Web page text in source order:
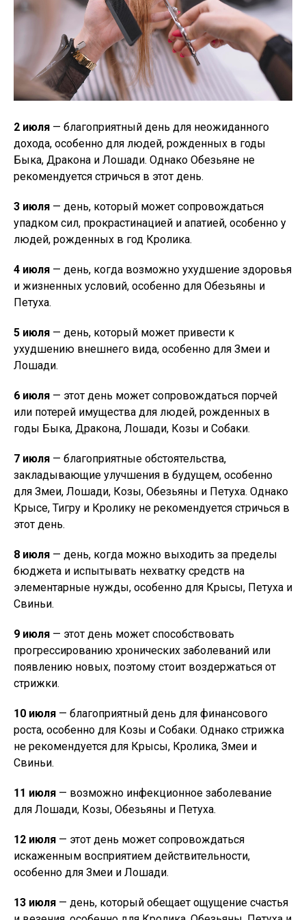
2 июля — благоприятный день для неожиданного
дохода, особенно для людей, рожденных в годы
Быка, Дракона и Лошади. Однако Обезьяне не
рекомендуется стричься в этот день.
3 июля — день, который может сопровождаться
упадком сил, прокрастинацией и апатией, особенно у
людей, рожденных в год Кролика.
4 июля — день, когда возможно ухудшение здоровья
и жизненных условий, особенно для Обезьяны и
Петуха.
5 июля — день, который может привести к
ухудшению внешнего вида, особенно для Змеи и
Лошади.
6 июля — этот день может сопровождаться порчей
или потерей имущества для людей, рожденных в
годы Быка, Дракона, Лошади, Козы и Собаки.
7 июля — благоприятные обстоятельства,
закладывающие улучшения в будущем, особенно
для Змеи, Лошади, Козы, Обезьяны и Петуха. Однако
Крысе, Тигру и Кролику не рекомендуется стричься в
этот день.
8 июля — день, когда можно выходить за пределы
бюджета и испытывать нехватку средств на
элементарные нужды, особенно для Крысы, Петуха и
Свиньи.
9 июля — этот день может способствовать
прогрессированию хронических заболеваний или
появлению новых, поэтому стоит воздержаться от
стрижки.
10 июля — благоприятный день для финансового
роста, особенно для Козы и Собаки. Однако стрижка
не рекомендуется для Крысы, Кролика, Змеи и
Свиньи.
11 июля — возможно инфекционное заболевание
для Лошади, Козы, Обезьяны и Петуха.
12 июля — этот день может сопровождаться
искаженным восприятием действительности,
особенно для Змеи и Лошади.
13 июля — день, который обещает ощущение счастья